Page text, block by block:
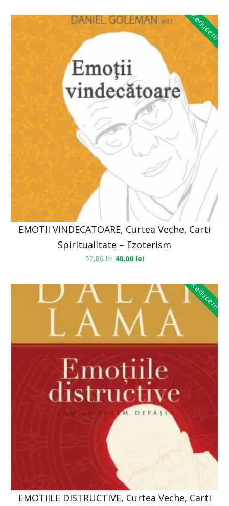
Reduceri!
EMOTII VINDECATOARE, Curtea Veche, Carti
Spiritualitate – Ezoterism
52,86lei 40,00 lei
Reduceri!
EMOTIILE DISTRUCTIVE, Curtea Veche, Carti